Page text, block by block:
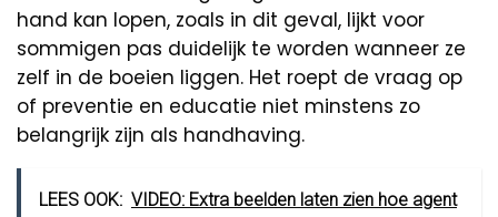
hand kan lopen, zoals in dit geval, lijkt voor
sommigen pas duidelijk te worden wanneer ze
zelf in de boeien liggen. Het roept de vraag op
of preventie en educatie niet minstens zo
belangrijk zijn als handhaving.
LEES OOK: VIDEO: Extra beelden laten zien hoe agent